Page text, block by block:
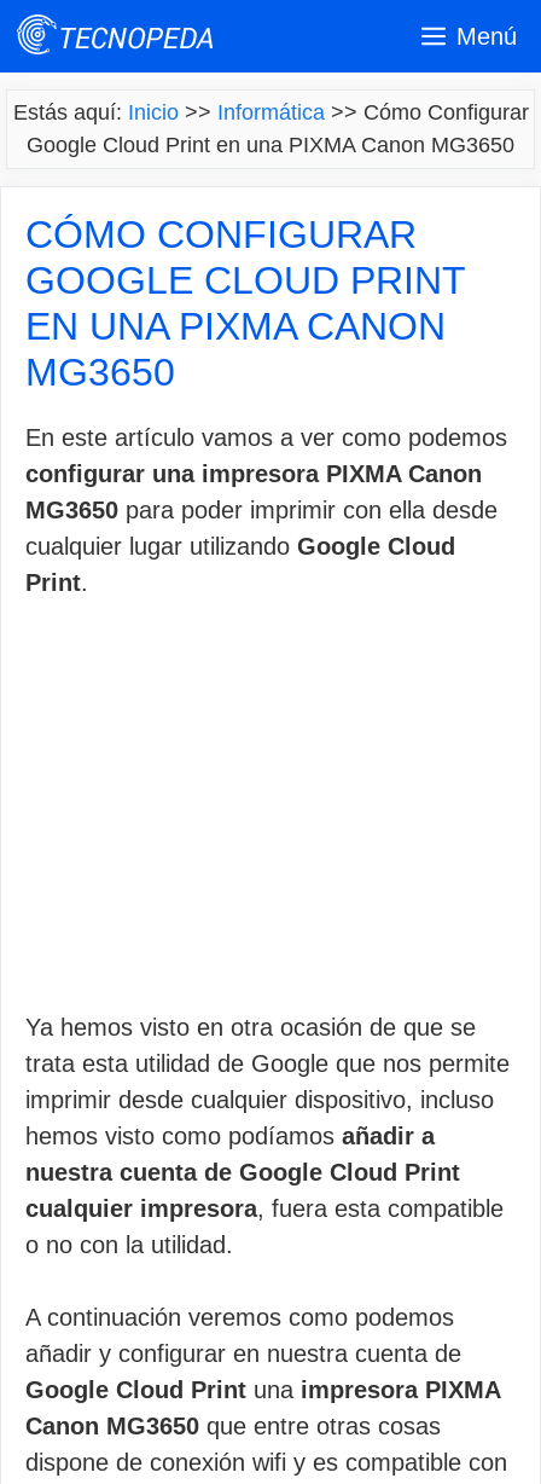
Saltar
Menú
Estás aquí: Inicio>> Informática>> Cómo Configurar
Google Cloud Print en una PIXMA Canon MG3650
CÓMO CONFIGURAR
GOOGLE CLOUD PRINT
EN UNA PIXMA CANON
MG3650
En este artículo vamos a ver como podemos
configurar una impresora PIXMA Canon
MG3650 para poder imprimir con ella desde
cualquier lugar utilizando Google Cloud
Print.
Ya hemos visto en otra ocasión de que se
trata esta utilidad de Google que nos permite
imprimir desde cualquier dispositivo, incluso
hemos visto como podíamos añadir a
nuestra cuenta de Google Cloud Print
cualquier impresora, fuera esta compatible
o no con la utilidad.
A continuación veremos como podemos
añadir y configurar en nuestra cuenta de
Google Cloud Print una impresora PIXMA
Canon MG3650 que entre otras cosas
dispone de conexión wifi y es compatible con